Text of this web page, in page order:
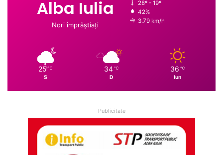
Alba Iulia
Nori împrăștiați
28º - 19º
42%
3.79 km/h
25 ℃
S
34 ℃
D
36 ℃
lun
Publicitate